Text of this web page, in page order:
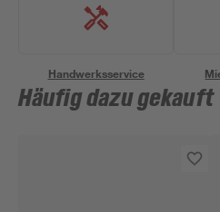
Handwerksservice
Häufig dazu gekauft